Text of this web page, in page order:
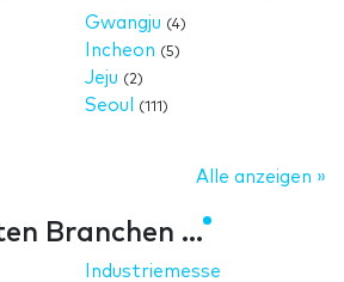
Gwangju (4)
Incheon (5)
Jeju (2)
Seoul (111)
Alle anzeigen »
Branchen ...
Industriemesse